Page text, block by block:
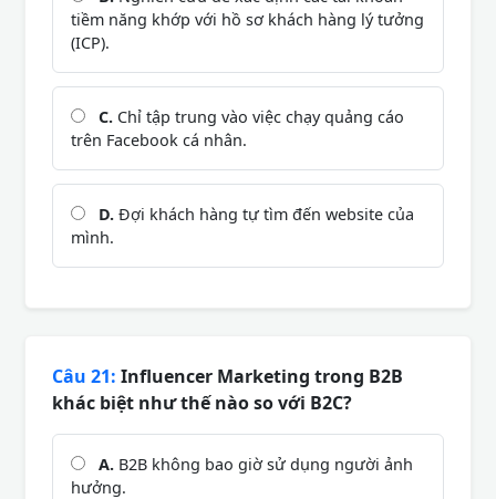
tiềm năng khớp với hồ sơ khách hàng lý tưởng
(ICP).
C. Chỉ tập trung vào việc chạy quảng cáo
trên Facebook cá nhân.
D. Đợi khách hàng tự tìm đến website của
mình.
Câu 21: Influencer Marketing trong B2B
khác biệt như thế nào so với B2C?
A. B2B không bao giờ sử dụng người ảnh
hưởng.